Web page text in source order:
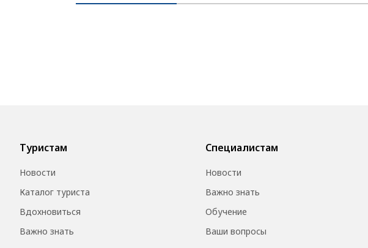
Туристам
Новости
Каталог туриста
Вдохновиться
Важно знать
Специалистам
Новости
Важно знать
Обучение
Ваши вопросы